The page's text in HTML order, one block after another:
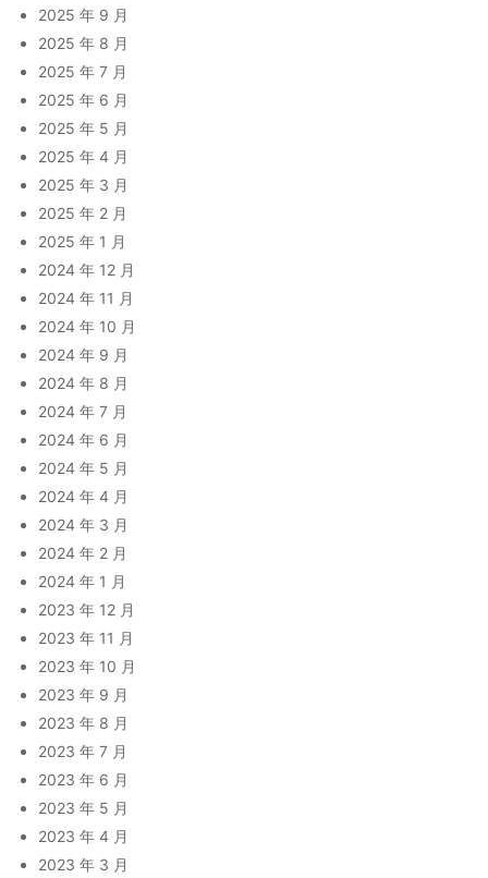
2025 年 9 月
2025 年 8 月
2025 年 7 月
2025 年 6 月
2025 年 5 月
2025 年 4 月
2025 年 3 月
2025 年 2 月
2025 年 1 月
2024 年 12 月
2024 年 11 月
2024 年 10 月
2024 年 9 月
2024 年 8 月
2024 年 7 月
2024 年 6 月
2024 年 5 月
2024 年 4 月
2024 年 3 月
2024 年 2 月
2024 年 1 月
2023 年 12 月
2023 年 11 月
2023 年 10 月
2023 年 9 月
2023 年 8 月
2023 年 7 月
2023 年 6 月
2023 年 5 月
2023 年 4 月
2023 年 3 月